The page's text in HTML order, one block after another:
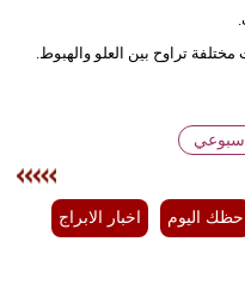
تراوح بين العلو والهبوط.
حظك اليوم اخبار الابراج